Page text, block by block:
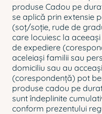
produse Cadou pe
se aplică prin extensie
(soț/soție, rude de
care locuiesc la
de expediere
aceleiași familii sau
domiciliu sau au
(corespondență) pot
produse cadou pe
sunt îndeplinite
conform prezentului